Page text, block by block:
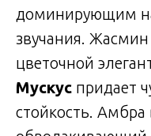
доминирующим
звучания.
цветочной
Мускус придает
стойкость. Амбра